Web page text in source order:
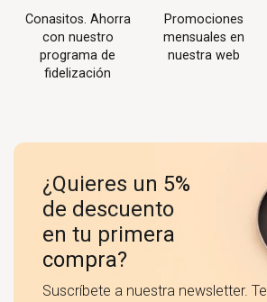
Conasitos. Ahorra
con nuestro
programa de
fidelización
Promociones
mensuales en
nuestra web
¿Quieres un 5%
de descuento
en tu primera
compra?
Suscríbete a nuestra newsletter. Te